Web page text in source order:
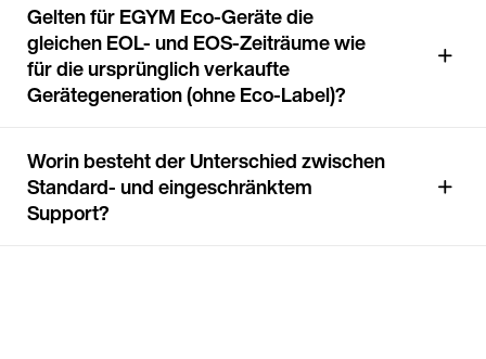
Gelten für EGYM Eco-Geräte die
gleichen EOL- und EOS-Zeiträume wie
für die ursprünglich verkaufte
Gerätegeneration (ohne Eco-Label)?
Worin besteht der Unterschied zwischen
Standard- und eingeschränktem
Support?